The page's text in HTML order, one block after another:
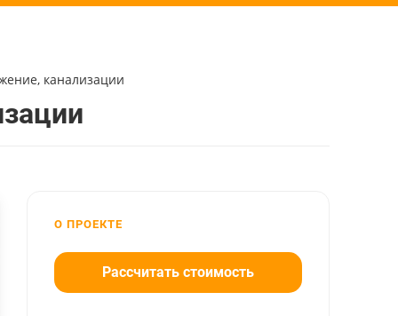
канализации
О ПРОЕКТЕ
Рассчитать стоимость